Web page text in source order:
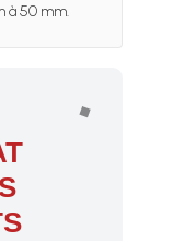
à 50 mm.